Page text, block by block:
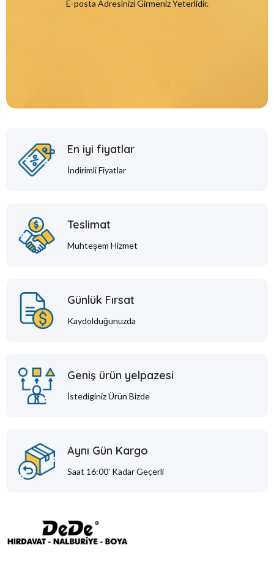
E-posta Adresinizi Girmeniz Yeterlidir.
En iyi fiyatlar
İndirimli Fiyatlar
Teslimat
Muhteşem Hizmet
Günlük Fırsat
Kaydolduğunuzda
Geniş ürün yelpazesi
İstediginiz Ürün Bizde
Aynı Gün Kargo
Saat 16:00' Kadar Geçerli